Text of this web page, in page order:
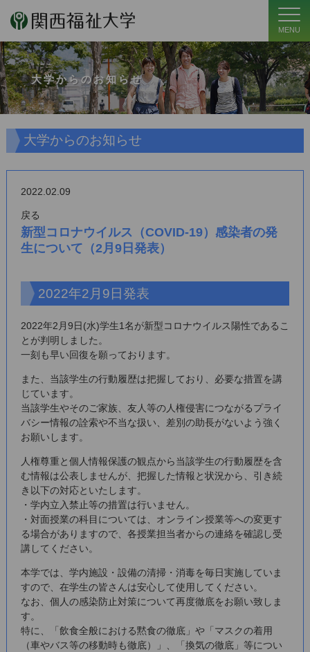
MENU
大学からのお知らせ
大学からのお知らせ
2022.02.09
戻る
新型コロナウイルス（COVID-19）感染者の発
生について（2月9日発表）
2022年2月9日発表
2022年2月9日(水)学生1名が新型コロナウイルス陽性であるこ
とが判明しました。
一刻も早い回復を願っております。
また、当該学生の行動履歴は把握しており、必要な措置を講
じています。
当該学生やそのご家族、友人等の人権侵害につながるプライ
バシー情報の詮索や不当な扱い、差別の助長がないよう強く
お願いします。
人権尊重と個人情報保護の観点から当該学生の行動履歴を含
む情報は公表しませんが、把握した情報と状況から、引き続
き以下の対応といたします。
・学内立入禁止等の措置は行いません。
・対面授業の科目については、オンライン授業等への変更す
る場合がありますので、各授業担当者からの連絡を確認し受
講してください。
本学では、学内施設・設備の清掃・消毒を毎日実施していま
すので、在学生の皆さんは安心して使用してください。
なお、個人の感染防止対策について再度徹底をお願い致しま
す。
特に、「飲食全般における黙食の徹底」や「マスクの着用
（車やバス等の移動時も徹底）」、「換気の徹底」等につい